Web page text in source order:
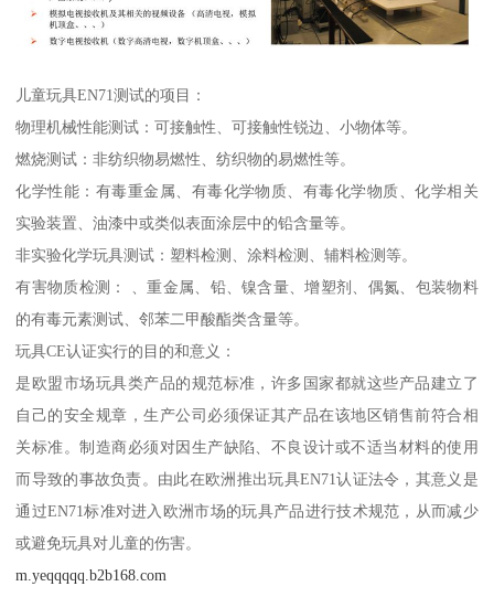
儿童玩具EN71测试的项目：
物理机械性能测试：可接触性、可接触性锐边、小物体等。
燃烧测试：非纺织物易燃性、纺织物的易燃性等。
化学性能：有毒重金属、有毒化学物质、有毒化学物质、化学相关
实验装置、油漆中或类似表面涂层中的铅含量等。
非实验化学玩具测试：塑料检测、涂料检测、辅料检测等。
有害物质检测： 、重金属、铅、镍含量、增塑剂、偶氮、包装物料
的有毒元素测试、邻苯二甲酸酯类含量等。
玩具CE认证实行的目的和意义：
是欧盟市场玩具类产品的规范标准，许多国家都就这些产品建立了
自己的安全规章，生产公司必须保证其产品在该地区销售前符合相
关标准。制造商必须对因生产缺陷、不良设计或不适当材料的使用
而导致的事故负责。由此在欧洲推出玩具EN71认证法令，其意义是
通过EN71标准对进入欧洲市场的玩具产品进行技术规范，从而减少
或避免玩具对儿童的伤害。
m.yeqqqqq.b2b168.com